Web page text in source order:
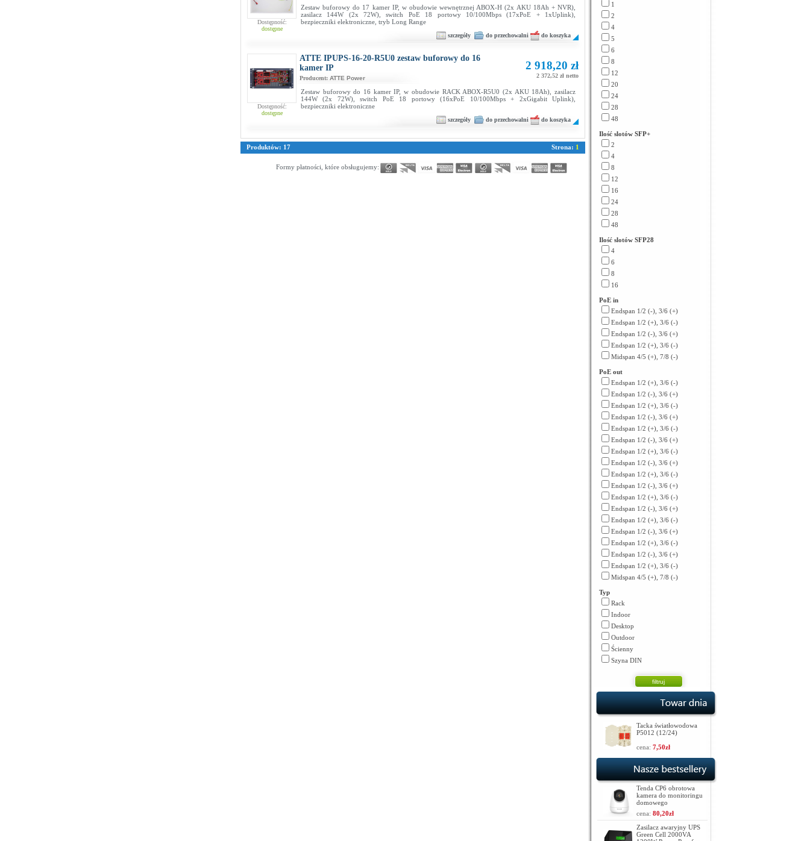
Dostępność:
dostępne
Zestaw buforowy do 17 kamer IP, w obudowie wewnętrznej ABOX-H (2x AKU 18Ah + NVR),
zasilacz 144W (2x 72W), switch PoE 18 portowy 10/100Mbps (17xPoE + 1xUplink),
bezpieczniki elektroniczne, tryb Long Range
szczegóły do przechowalni do koszyka
Dostępność:
dostępne
ATTE IPUPS-16-20-R5U0 zestaw buforowy do 16
kamer IP
Producent: ATTE Power
2 918,20 zł
2 372,52 zł netto
Zestaw buforowy do 16 kamer IP, w obudowie RACK ABOX-R5U0 (2x AKU 18Ah), zasilacz
144W (2x 72W), switch PoE 18 portowy (16xPoE 10/100Mbps + 2xGigabit Uplink),
bezpieczniki elektroniczne
szczegóły do przechowalni do koszyka
Produktów: 17 Strona: 1
Formy płatności, które obsługujemy:
1
2
4
5
6
8
12
20
24
28
48
Ilość slotów SFP+
2
4
8
12
16
24
28
48
Ilość slotów SFP28
4
6
8
16
PoE in
Endspan 1/2 (-), 3/6 (+)
Endspan 1/2 (+), 3/6 (-)
Endspan 1/2 (-), 3/6 (+)
Endspan 1/2 (+), 3/6 (-)
Midspan 4/5 (+), 7/8 (-)
PoE out
Endspan 1/2 (+), 3/6 (-)
Endspan 1/2 (-), 3/6 (+)
Endspan 1/2 (+), 3/6 (-)
Endspan 1/2 (-), 3/6 (+)
Endspan 1/2 (+), 3/6 (-)
Endspan 1/2 (-), 3/6 (+)
Endspan 1/2 (+), 3/6 (-)
Endspan 1/2 (-), 3/6 (+)
Endspan 1/2 (+), 3/6 (-)
Endspan 1/2 (-), 3/6 (+)
Endspan 1/2 (+), 3/6 (-)
Endspan 1/2 (-), 3/6 (+)
Endspan 1/2 (+), 3/6 (-)
Endspan 1/2 (-), 3/6 (+)
Endspan 1/2 (+), 3/6 (-)
Endspan 1/2 (-), 3/6 (+)
Endspan 1/2 (+), 3/6 (-)
Midspan 4/5 (+), 7/8 (-)
Typ
Rack
Indoor
Desktop
Outdoor
Ścienny
Szyna DIN
Tacka światłowodowa
P5012 (12/24)
cena: 7,50zł
Tenda CP6 obrotowa
kamera do monitoringu
domowego
cena: 80,20zł
Zasilacz awaryjny UPS
Green Cell 2000VA